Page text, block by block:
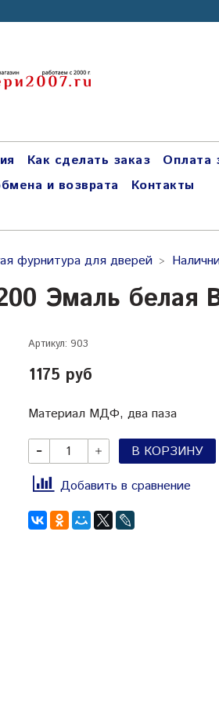
Как сделать заказ
Оплата
и возврата
Контакты
фурнитура для дверей
Эмаль белая
Артикул: 903
1175 руб
Материал МДФ, два паза
В КОРЗИНУ
Добавить в сравнение